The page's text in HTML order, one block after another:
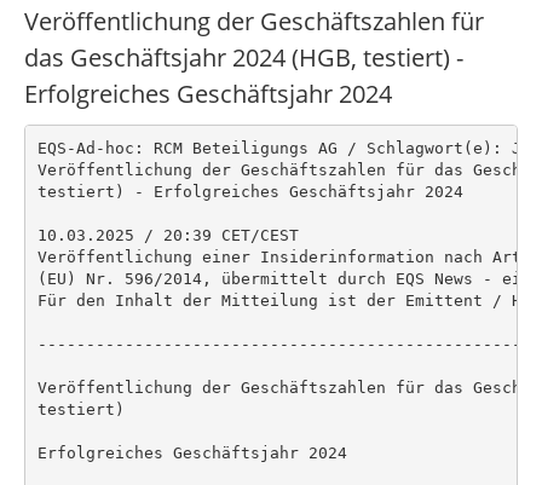
Veröffentlichung der Geschäftszahlen für
das Geschäftsjahr 2024 (HGB, testiert) -
Erfolgreiches Geschäftsjahr 2024
EQS-Ad-hoc: RCM Beteiligungs AG / Schlagwort(e):
Veröffentlichung der Geschäftszahlen für das
testiert) - Erfolgreiches Geschäftsjahr 2024
10.03.2025 / 20:39 CET/CEST
Veröffentlichung einer Insiderinformation nach
(EU) Nr. 596/2014, übermittelt durch EQS News - ein
Für den Inhalt der Mitteilung ist der Emittent /
Veröffentlichung der Geschäftszahlen für das
testiert)
Erfolgreiches Geschäftsjahr 2024